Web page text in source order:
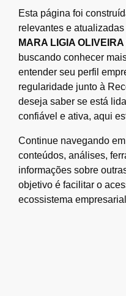
Esta página foi
relevantes e
MARA LIGIA
buscando conhecer
entender seu perfil
regularidade junto à
deseja saber se está
confiável e ativa, aqui
Continue navegando
conteúdos, análises,
informações sobre
objetivo é facilitar o
ecossistema